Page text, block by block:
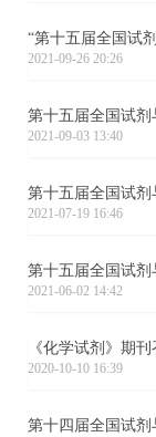
“第十五届全国试
2021-09-26 20:26
第十五届全国试
2021-09-03 13:40
第十五届全国试
2021-07-19 16:46
第十五届全国试
2021-06-02 14:42
《化学试剂》期
2020-10-10 16:39
第十四届全国试